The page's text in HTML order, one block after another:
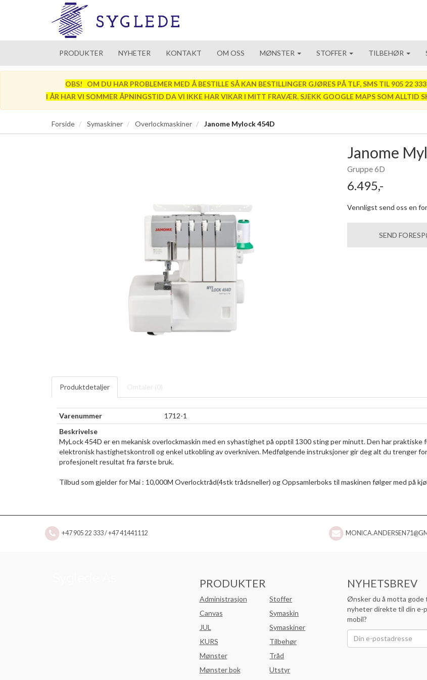
PRODUKTER NYHETER KONTAKT OM OSS MØNSTER STOFFER TILBEHØR
OBS! OM DU HAR PROBLEMER MED Å BESTILLE SÅ KAN BESTILLINGER GJØRES PÅ TLF, SMS TIL 905 22
I ÅR HAR VI SOMMER ÅPNINGSTID DA VI IKKE HAR VIKAR I MITT FRAVÆR. SJEKK GOOGLE MAPS SOM ALLTID
Forside Symaskiner Overlockmaskiner Janome Mylock 454D
Janome
Gruppe 6D
6.495,-
Vennligst send oss en
SEND
Produktdetaljer Omtaler (0)
Varenummer
1712-1
Beskrivelse
MyLock 454D er en mekanisk overlockmaskin med en syhastighet på opptil 1300 sting per minutt. Den har praktiske
elektronisk hastighetskontroll og enkel utkobling av overkniven. Medfølgende instruksjoner gir deg alt du trenger
profesjonelt resultat fra første bruk.
Tilbud som gjelder for Mai : 10,000M Overlocktråd(4stk trådsneller) og Oppsamlerboks til maskinen følger med på
+47 905 22 333 / +47 41441112
PRODUKTER
Administrasjon
Canvas
JUL
KURS
Mønster
Mønster bok
Stoffer
Symaskin
Symaskiner
Tilbehør
Tråd
Utstyr
NYHETSBREV
Ønsker du å motta gode
nyheter direkte til din e-
mobil?